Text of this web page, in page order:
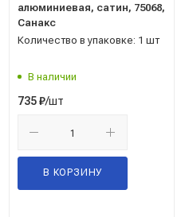
алюминиевая, сатин, 75068,
Санакс
Количество в упаковке: 1 шт
В наличии
735₽/шт
В КОРЗИНУ